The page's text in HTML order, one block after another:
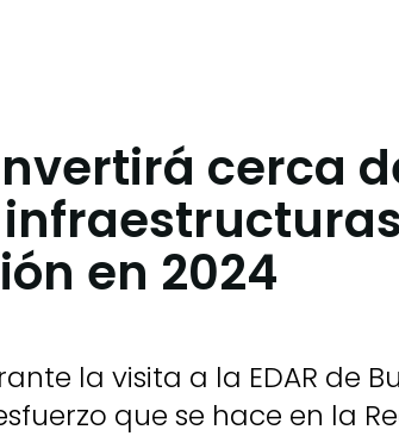
cerca
en 2024
la visita a la EDAR de
que se hace en la